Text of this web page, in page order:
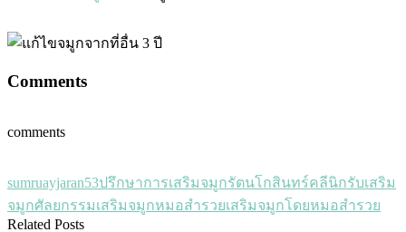
Comments
comments
sumruayjaran53ปรึกษาการเสริมจมูกรัตนโกสินทร์คลีนิกรับเสริม
จมูกศัลยกรรมเสริมจมูกหมอสำรวยเสริมจมูกโดยหมอสำรวย
Related Posts